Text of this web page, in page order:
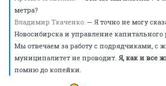
метра?
Владимир Ткаченко: — Я точно не могу
Новосибирска и управление капитального
Мы отвечаем за работу с подрядчиками, с
муниципалитет не проводит. Я, как и все
помню до копейки.